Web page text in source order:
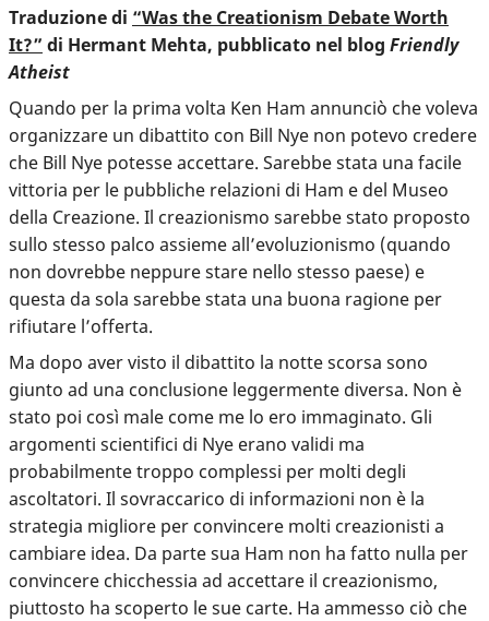
Traduzione di “Was the Creationism Debate Worth
It?” di Hermant Mehta, pubblicato nel blog Friendly
Atheist
Quando per la prima volta Ken Ham annunciò che voleva
organizzare un dibattito con Bill Nye non potevo credere
che Bill Nye potesse accettare. Sarebbe stata una facile
vittoria per le pubbliche relazioni di Ham e del Museo
della Creazione. Il creazionismo sarebbe stato proposto
sullo stesso palco assieme all’evoluzionismo (quando
non dovrebbe neppure stare nello stesso paese) e
questa da sola sarebbe stata una buona ragione per
rifiutare l’offerta.
Ma dopo aver visto il dibattito la notte scorsa sono
giunto ad una conclusione leggermente diversa. Non è
stato poi così male come me lo ero immaginato. Gli
argomenti scientifici di Nye erano validi ma
probabilmente troppo complessi per molti degli
ascoltatori. Il sovraccarico di informazioni non è la
strategia migliore per convincere molti creazionisti a
cambiare idea. Da parte sua Ham non ha fatto nulla per
convincere chicchessia ad accettare il creazionismo,
piuttosto ha scoperto le sue carte. Ha ammesso ciò che